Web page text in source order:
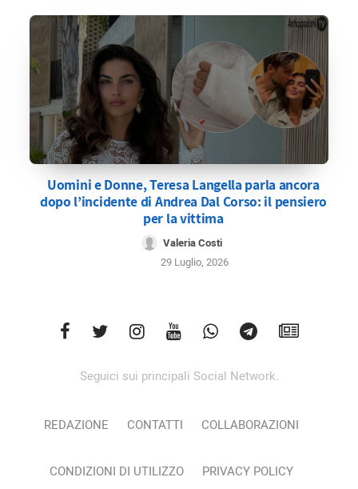
Uomini e Donne, Teresa Langella parla ancora
dopo l’incidente di Andrea Dal Corso: il pensiero
per la vittima
Valeria Costi
29 Luglio, 2026
Seguici sui principali Social Network.
REDAZIONE CONTATTI COLLABORAZIONI
CONDIZIONI DI UTILIZZO PRIVACY POLICY